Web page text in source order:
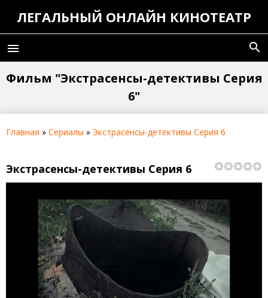
ЛЕГАЛЬНЫЙ ОНЛАЙН КИНОТЕАТР
menu search
Фильм "Экстрасенсы-детективы Серия
6"
Главная » Сериалы » Экстрасенсы-детективы Серия 6
Экстрасенсы-детективы Серия 6